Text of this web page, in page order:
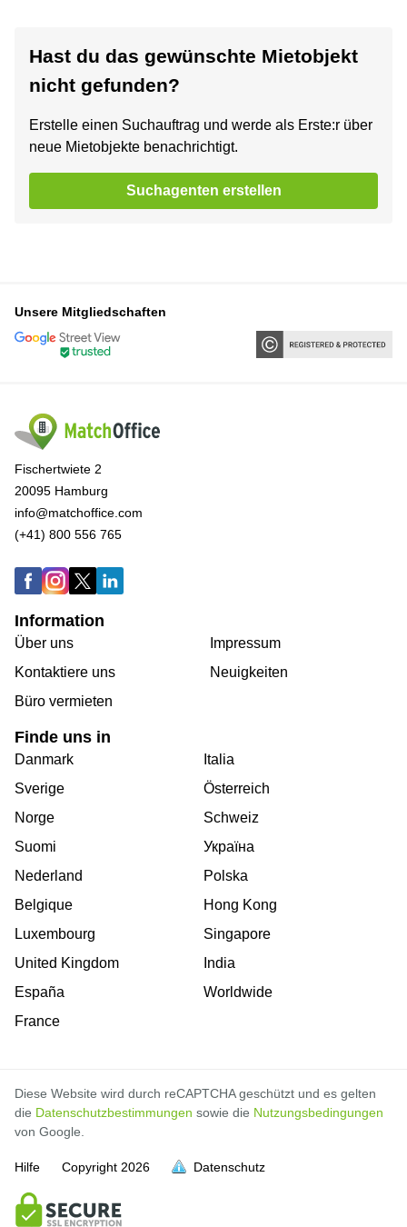
Hast du das gewünschte Mietobjekt
nicht gefunden?
Erstelle einen Suchauftrag und werde als Erste:r über
neue Mietobjekte benachrichtigt.
Suchagenten erstellen
voll
voll
voll
voll
voll
voll
voll
voll
voll
voll
Unsere Mitgliedschaften
Fischertwiete 2
20095 Hamburg
info@matchoffice.com
(+41) 800 556 765
Information
Über uns
Kontaktiere uns
Büro vermieten
Impressum
Neuigkeiten
Finde uns in
Danmark
Sverige
Norge
Suomi
Nederland
Belgique
Luxembourg
United Kingdom
España
France
Italia
Österreich
Schweiz
Україна
Polska
Hong Kong
Singapore
India
Worldwide
Diese Website wird durch reCAPTCHA geschützt und es gelten
die Datenschutzbestimmungen sowie die Nutzungsbedingungen
von Google.
Hilfe Copyright 2026 Datenschutz